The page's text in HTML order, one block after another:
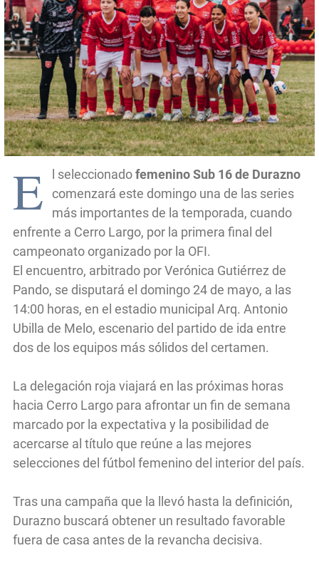
E l seleccionadofemenino Sub 16 de Durazno
comenzará este domingo una de las series
más importantes de la temporada, cuando
enfrente a Cerro Largo, por la primera final del
campeonato organizado por la OFI.
El encuentro, arbitrado por Verónica Gutiérrez de
Pando, se disputará el domingo 24 de mayo, a las
14:00 horas, en el estadio municipal Arq. Antonio
Ubilla de Melo, escenario del partido de ida entre
dos de los equipos más sólidos del certamen.
La delegación roja viajará en las próximas horas
hacia Cerro Largo para afrontar un fin de semana
marcado por la expectativa y la posibilidad de
acercarse al título que reúne a las mejores
selecciones del fútbol femenino del interior del país.
Tras una campaña que la llevó hasta la definición,
Durazno buscará obtener un resultado favorable
fuera de casa antes de la revancha decisiva.